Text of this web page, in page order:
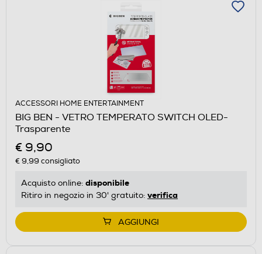
ACCESSORI HOME ENTERTAINMENT
BIG BEN - VETRO TEMPERATO SWITCH OLED-
Trasparente
€ 9,90
€ 9,99 consigliato
Acquisto online: disponibile
Ritiro in negozio in 30' gratuito: verifica
AGGIUNGI